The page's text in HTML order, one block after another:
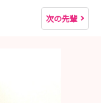
次の先輩